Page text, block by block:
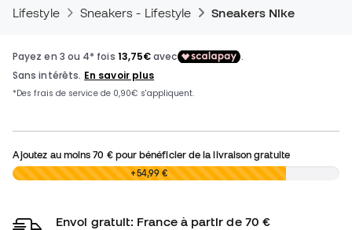
Lifestyle Sneakers - Lifestyle Sneakers Nike
Ajoutez au moins70 €pour bénéficier de la livraison gratuite
0,00 € +54,99 €
Envoi gratuit: France à partir de 70 €